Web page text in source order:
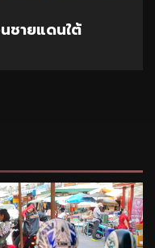
ชายแดนใต้